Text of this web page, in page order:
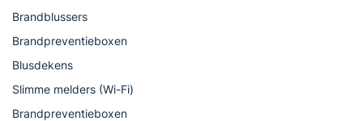
Brandblussers
Brandpreventieboxen
Blusdekens
Slimme melders (Wi-Fi)
Brandpreventieboxen